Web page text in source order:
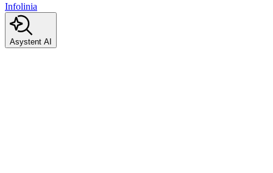
Infolinia
Asystent AI